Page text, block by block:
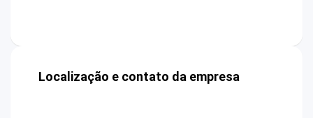
Localização e contato da empresa